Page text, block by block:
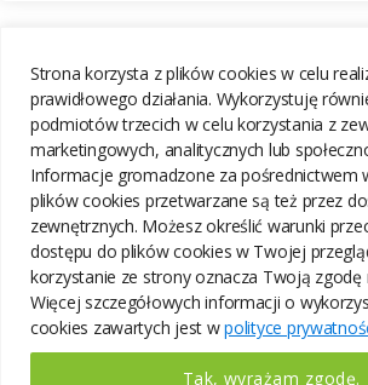
Strona korzysta z plików cookies w celu
prawidłowego działania. Wykorzystuję
podmiotów trzecich w celu korzystania z
marketingowych, analitycznych lub
Informacje gromadzone za pośrednictwem
plików cookies przetwarzane są też przez
zewnętrznych. Możesz określić warunki
dostępu do plików cookies w Twojej
korzystanie ze strony oznacza Twoją zgodę
Więcej szczegółowych informacji o
cookies zawartych jest wpolityce
Tak, wyrażam zgodę.